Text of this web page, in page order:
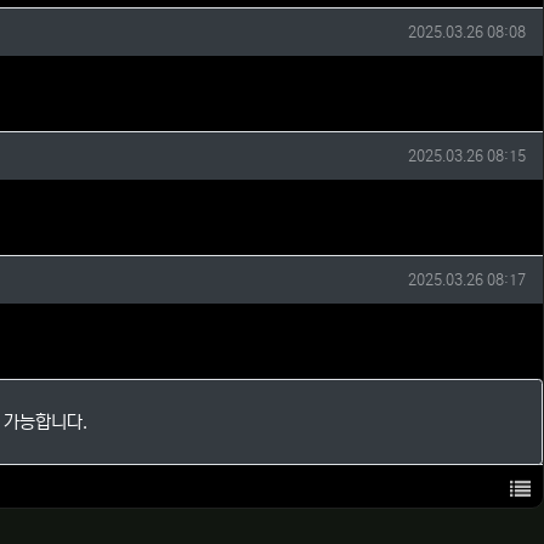
작성일
2025.03.26 08:08
작성일
2025.03.26 08:15
작성일
2025.03.26 08:17
능합니다.